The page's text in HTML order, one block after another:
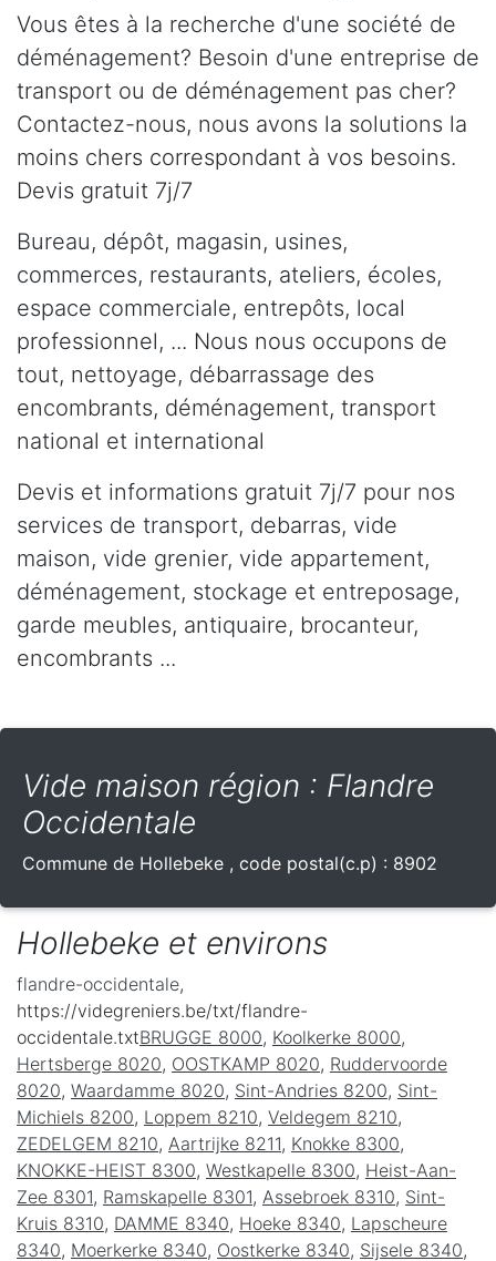
Vous êtes à la recherche d'une société de
déménagement? Besoin d'une entreprise de
transport ou de déménagement pas cher?
Contactez-nous, nous avons la solutions la
moins chers correspondant à vos besoins.
Devis gratuit 7j/7
Bureau, dépôt, magasin, usines,
commerces, restaurants, ateliers, écoles,
espace commerciale, entrepôts, local
professionnel, ... Nous nous occupons de
tout, nettoyage, débarrassage des
encombrants, déménagement, transport
national et international
Devis et informations gratuit 7j/7 pour nos
services de transport, debarras, vide
maison, vide grenier, vide appartement,
déménagement, stockage et entreposage,
garde meubles, antiquaire, brocanteur,
encombrants ...
Vide maison région : Flandre
Occidentale
Commune de Hollebeke , code postal(c.p) : 8902
Hollebeke et environs
flandre-occidentale,
https://videgreniers.be/txt/flandre-
occidentale.txtBRUGGE 8000, Koolkerke 8000,
Hertsberge 8020, OOSTKAMP 8020, Ruddervoorde
8020, Waardamme 8020, Sint-Andries 8200, Sint-
Michiels 8200, Loppem 8210, Veldegem 8210,
ZEDELGEM 8210, Aartrijke 8211, Knokke 8300,
KNOKKE-HEIST 8300, Westkapelle 8300, Heist-Aan-
Zee 8301, Ramskapelle 8301, Assebroek 8310, Sint-
Kruis 8310, DAMME 8340, Hoeke 8340, Lapscheure
8340, Moerkerke 8340, Oostkerke 8340, Sijsele 8340,